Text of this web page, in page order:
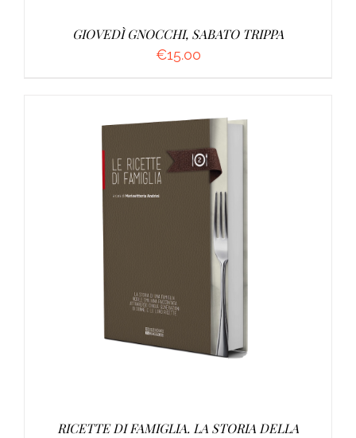
GIOVEDÌ GNOCCHI, SABATO TRIPPA
€15.00
/
RICETTE DI FAMIGLIA. LA STORIA DELLA